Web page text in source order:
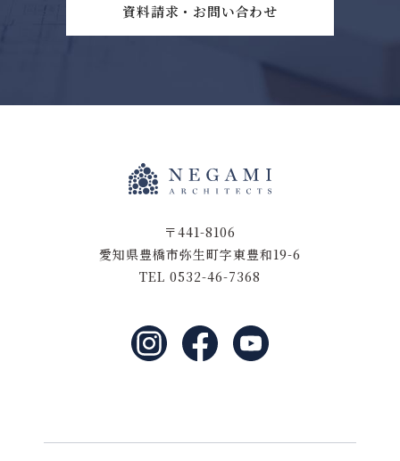
資料請求・お問い合わせ
〒441-8106
愛知県豊橋市弥生町字東豊和19-6
TEL 0532-46-7368